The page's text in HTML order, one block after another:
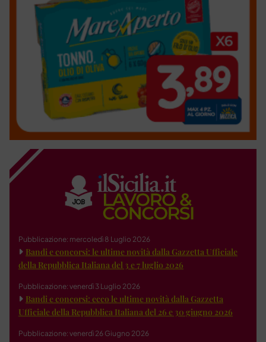
Pubblicazione: mercoledì 8 Luglio 2026
Bandi e concorsi: le ultime novità dalla Gazzetta Ufficiale
della Repubblica Italiana del 3 e 7 luglio 2026
Pubblicazione: venerdì 3 Luglio 2026
Bandi e concorsi: ecco le ultime novità dalla Gazzetta
Ufficiale della Repubblica Italiana del 26 e 30 giugno 2026
Pubblicazione: venerdì 26 Giugno 2026